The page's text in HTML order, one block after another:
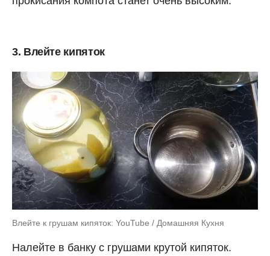
3. Влейте кипяток
Влейте к грушам кипяток: YouTube / Домашняя Кухня
Налейте в банку с грушами крутой кипяток.